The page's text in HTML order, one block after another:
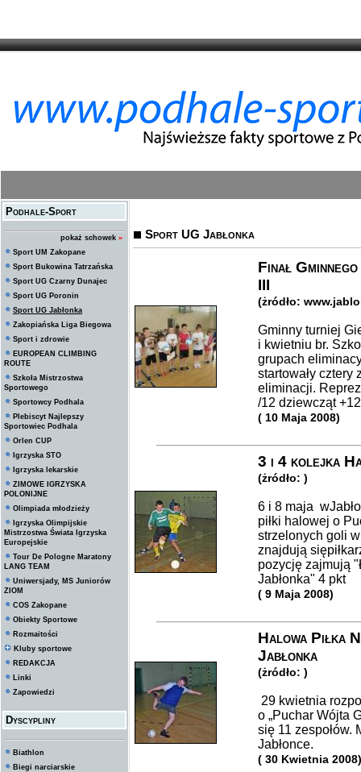
Podhale-Sport
pokaż schowek »
Sport UM Zakopane
Sport Bukowina Tatrzańska
Sport UG Czarny Dunajec
Sport UG Poronin
Sport UG Jabłonka
Zakopiańska Liga Biegowa
Sport i zdrowie
EUROPEAN CLIMBING
ROUTE
Szkoła Mistrzostwa
Sportowego
Sportowcy Podhala
Plebiscyt Najlepszy
Sportowiec Podhala
Orlen CUP
Igrzyska STO
Igrzyska lekarskie
ZIMOWE IGRZYSKA
POLONIJNE
Olimpiada młodzieży
Igrzyska Olimpijskie
Mistrzostwa Świata Igrzyska
Europejskie
Tour De Pologne Maratony
LANG TEAM
Uniwersjady, MS Juniorów
ZIOM
COS Zakopane
Obiekty Sportowe
Rozmaitości
Kluby sportowe
REDAKCJA
Linki
Zapowiedzi
Dyscypliny
Biathlon
Biegi narciarskie
Sport UG Jabłonka
Finał
III
(żródło:
Gminny turniej
i kwietniu br.
grupach
startowały cztery
eliminacji.
/12 dziewcząt
( 10 Maja 2008)
3 i 4 kolejka
(żródło: )
6 i 8 maja
piłki halowej o
strzelonych goli
znajdują
pozycję zajmują
Jabłonka" 4 pkt
( 9 Maja 2008)
Halowa Piłka
Jabłonka
(żródło: )
29 kwietnia
o „Puchar Wójta
się 11 zespołów.
Jabłonce.
( 30 Kwietnia 2008)